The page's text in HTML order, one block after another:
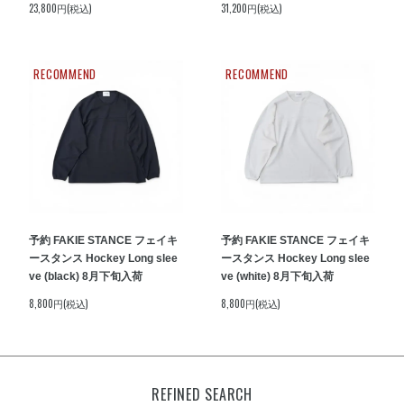
23,800円(税込) 31,200円(税込)
RECOMMEND
予約 FAKIE STANCE フェイキ
ースタンス Hockey Long slee
ve (black) 8月下旬入荷
8,800円(税込)
RECOMMEND
予約 FAKIE STANCE フェイキ
ースタンス Hockey Long slee
ve (white) 8月下旬入荷
8,800円(税込)
REFINED SEARCH